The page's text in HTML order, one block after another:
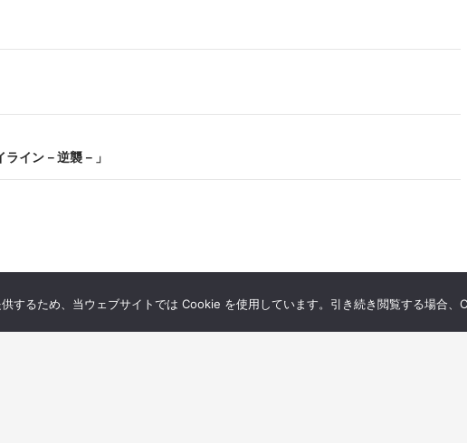
ライン－逆襲－」
するため、当ウェブサイトでは Cookie を使用しています。引き続き閲覧する場合、